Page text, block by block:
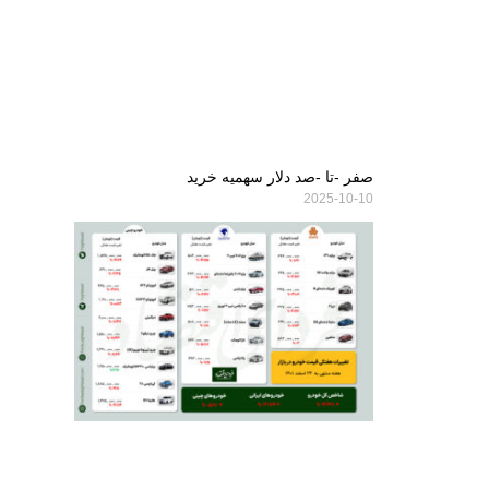
صفر -تا -صد دلار سهمیه خرید
2025-10-10